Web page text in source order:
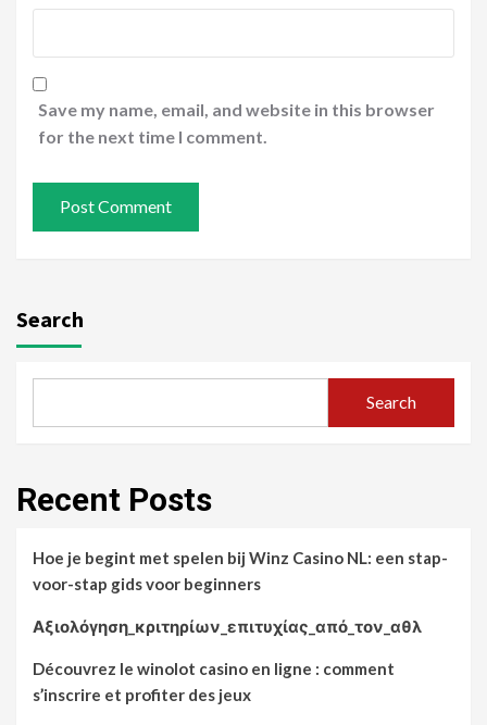
Save my name, email, and website in this browser
for the next time I comment.
Search
Search
Recent Posts
Hoe je begint met spelen bij Winz Casino NL: een stap-
voor-stap gids voor beginners
Αξιολόγηση_κριτηρίων_επιτυχίας_από_τον_αθλ
Découvrez le winolot casino en ligne : comment
s’inscrire et profiter des jeux